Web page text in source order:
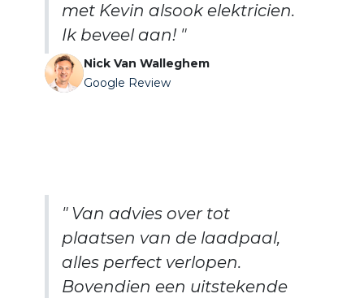
met Kevin alsook elektricien.
Ik beveel aan! "
Nick Van Walleghem
Google Review
" Van advies over tot
plaatsen van de laadpaal,
alles perfect verlopen.
Bovendien een uitstekende